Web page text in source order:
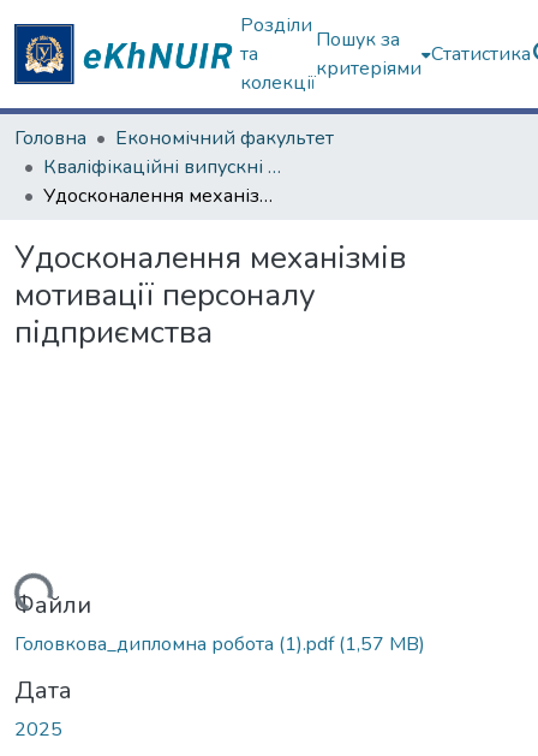
Розділи
та
колекції
Пошук за
критеріями
Статистика
Головна
Економічний факультет
Кваліфікаційні випускні роботи бакалаврів. Економічний факультет
Удосконалення механізмів мотивації персоналу підприємства
Удосконалення механізмів
мотивації персоналу
підприємства
Файли
Головкова_дипломна робота (1).pdf(1,57 MB)
Дата
2025